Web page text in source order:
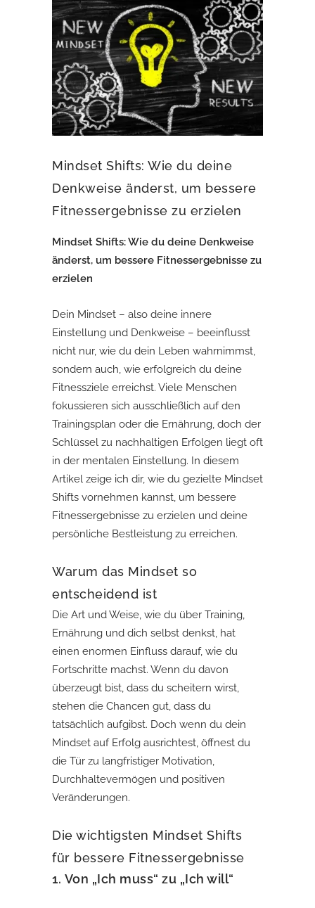
Mindset Shifts: Wie du deine
Denkweise änderst, um bessere
Fitnessergebnisse zu erzielen
Mindset Shifts: Wie du deine Denkweise
änderst, um bessere Fitnessergebnisse zu
erzielen
Dein Mindset – also deine innere
Einstellung und Denkweise – beeinflusst
nicht nur, wie du dein Leben wahrnimmst,
sondern auch, wie erfolgreich du deine
Fitnessziele erreichst. Viele Menschen
fokussieren sich ausschließlich auf den
Trainingsplan oder die Ernährung, doch der
Schlüssel zu nachhaltigen Erfolgen liegt oft
in der mentalen Einstellung. In diesem
Artikel zeige ich dir, wie du gezielte Mindset
Shifts vornehmen kannst, um bessere
Fitnessergebnisse zu erzielen und deine
persönliche Bestleistung zu erreichen.
Warum das Mindset so
entscheidend ist
Die Art und Weise, wie du über Training,
Ernährung und dich selbst denkst, hat
einen enormen Einfluss darauf, wie du
Fortschritte machst. Wenn du davon
überzeugt bist, dass du scheitern wirst,
stehen die Chancen gut, dass du
tatsächlich aufgibst. Doch wenn du dein
Mindset auf Erfolg ausrichtest, öffnest du
die Tür zu langfristiger Motivation,
Durchhaltevermögen und positiven
Veränderungen.
Die wichtigsten Mindset Shifts
für bessere Fitnessergebnisse
1. Von „Ich muss“ zu „Ich will“